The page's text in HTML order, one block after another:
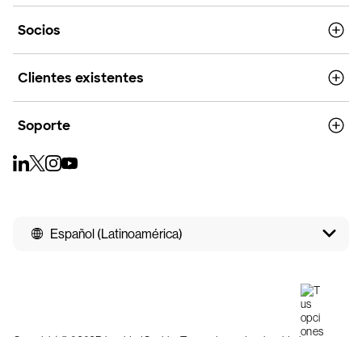
Socios
Clientes existentes
Soporte
Español (Latinoamérica)